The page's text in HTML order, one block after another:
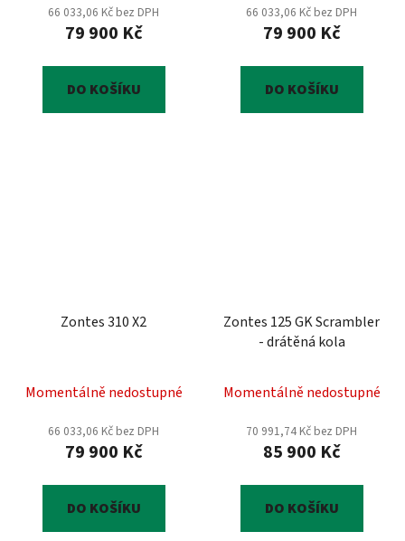
66 033,06 Kč bez DPH
79 900 Kč
DO KOŠÍKU
66 033,06 Kč bez DPH
79 900 Kč
DO KOŠÍKU
Zontes 310 X2
Momentálně nedostupné
66 033,06 Kč bez DPH
79 900 Kč
DO KOŠÍKU
Zontes 125 GK Scrambler
- drátěná kola
Momentálně nedostupné
70 991,74 Kč bez DPH
85 900 Kč
DO KOŠÍKU